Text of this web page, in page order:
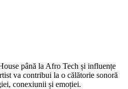
până la Afro Tech și influențe
va contribui la o călătorie sonoră
conexiunii și emoției.